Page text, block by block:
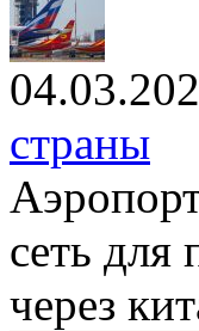
страны
сеть для
через